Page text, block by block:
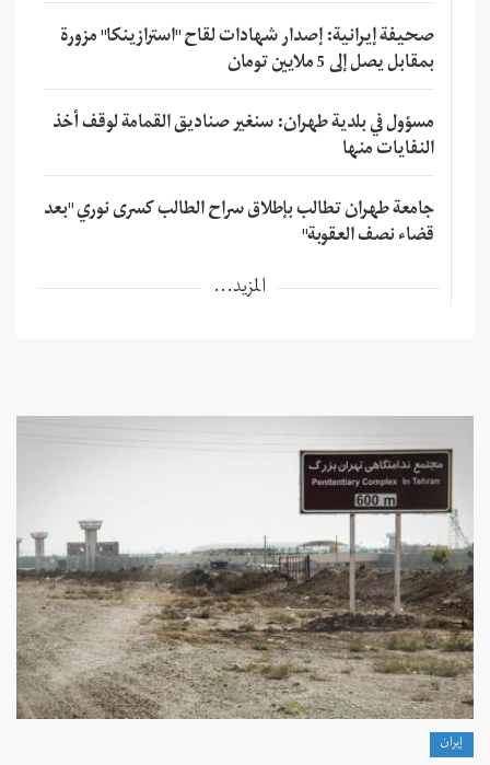
صحيفة إيرانية: إصدار شهادات لقاح "استرازينكا" مزورة
بمقابل يصل إلى 5 ملايين تومان
مسؤول في بلدية طهران: سنغير صناديق القمامة لوقف أخذ
النفايات منها
جامعة طهران تطالب بإطلاق سراح الطالب كسرى نوري "بعد
قضاء نصف العقوبة"
المزيد...
إيران